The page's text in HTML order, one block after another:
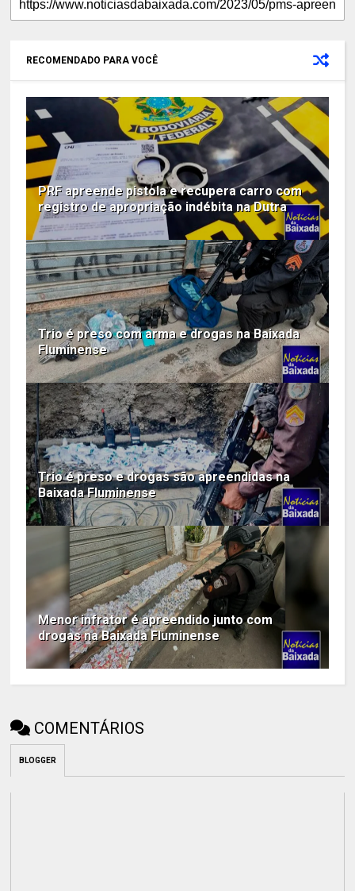
RECOMENDADO PARA VOCÊ
PRF apreende pistola e recupera carro com
registro de apropriação indébita na Dutra
Trio é preso com arma e drogas na Baixada
Fluminense
Trio é preso e drogas são apreendidas na
Baixada Fluminense
Menor infrator é apreendido junto com
drogas na Baixada Fluminense
COMENTÁRIOS
BLOGGER